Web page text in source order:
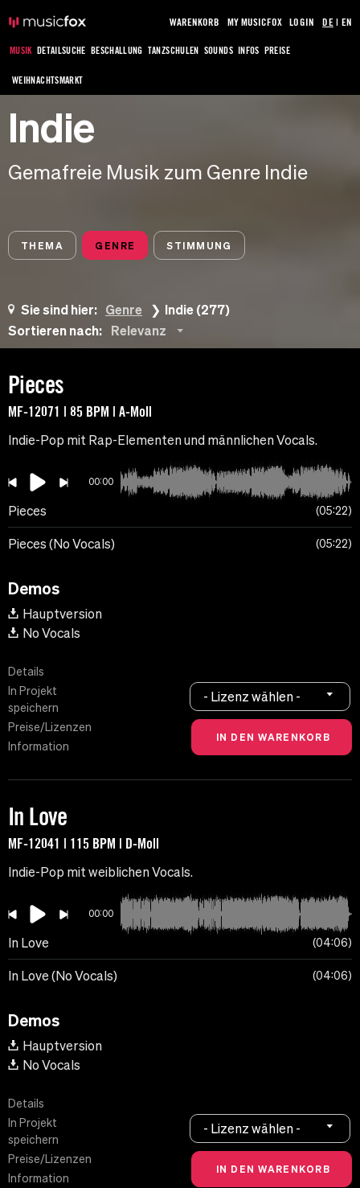
MUSIK DETAILSUCHE BESCHALLUNG TANZSCHULEN SOUNDS INFOS PREISE
WEIHNACHTSMARKT
WARENKORB MY MUSICFOX LOGIN DE| EN
Indie
Gemafreie Musik zum Genre Indie
THEMA GENRE STIMMUNG
Sie sind hier: Genre
Indie (277)
Sortieren nach:
Relevanz
Pieces
MF-12071 | 85 BPM | A-Moll
Indie-Pop mit Rap-Elementen und männlichen Vocals.
00:00
Pieces 05:22
Pieces (No Vocals) 05:22
Demos
Hauptversion
No Vocals
Details
In Projekt
speichern
Preise/Lizenzen
Information
- Lizenz wählen -
In Love
MF-12041 | 115 BPM | D-Moll
Indie-Pop mit weiblichen Vocals.
00:00
In Love 04:06
In Love (No Vocals) 04:06
Demos
Hauptversion
No Vocals
Details
In Projekt
speichern
Preise/Lizenzen
Information
- Lizenz wählen -